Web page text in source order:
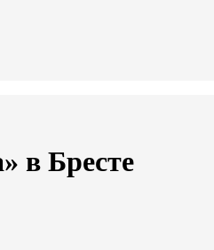
в Бресте